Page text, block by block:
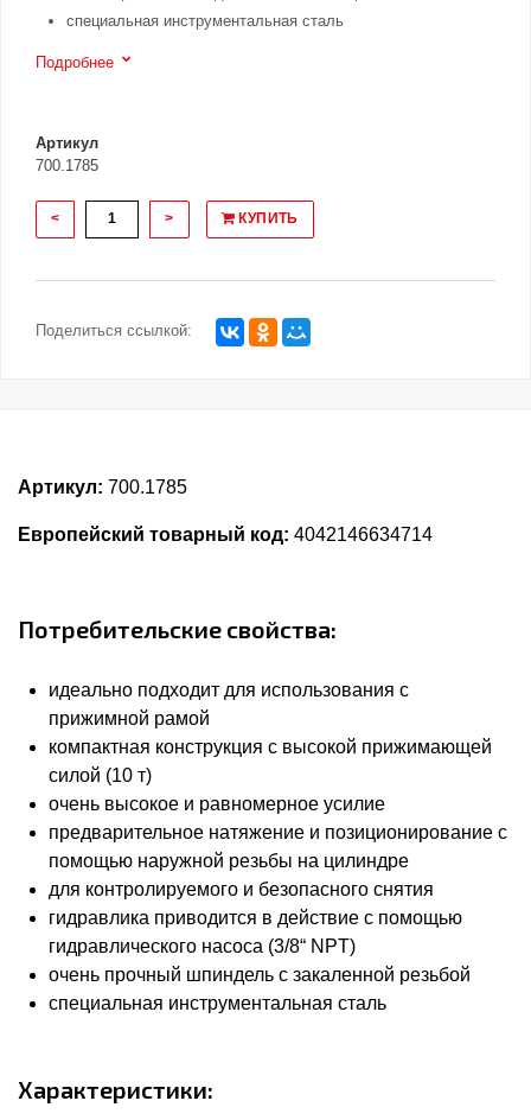
специальная инструментальная сталь
Подробнее
Артикул
700.1785
< > КУПИТЬ
Поделиться ссылкой:
Артикул: 700.1785
Европейский товарный код: 4042146634714
Потребительские свойства:
идеально подходит для использования с
прижимной рамой
компактная конструкция с высокой прижимающей
силой (10 т)
очень высокое и равномерное усилие
предварительное натяжение и позиционирование с
помощью наружной резьбы на цилиндре
для контролируемого и безопасного снятия
гидравлика приводится в действие с помощью
гидравлического насоса (3/8“ NPT)
очень прочный шпиндель с закаленной резьбой
специальная инструментальная сталь
Характеристики: